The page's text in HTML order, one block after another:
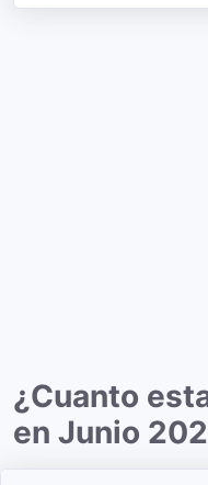
¿Cuanto
en Junio